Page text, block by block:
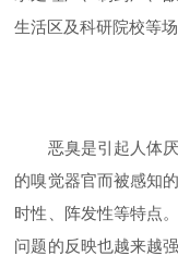
生活区及科研院校等场
恶臭是引起人体厌
的嗅觉器官而被感知
时性、阵发性等特点
问题的反映也越来越